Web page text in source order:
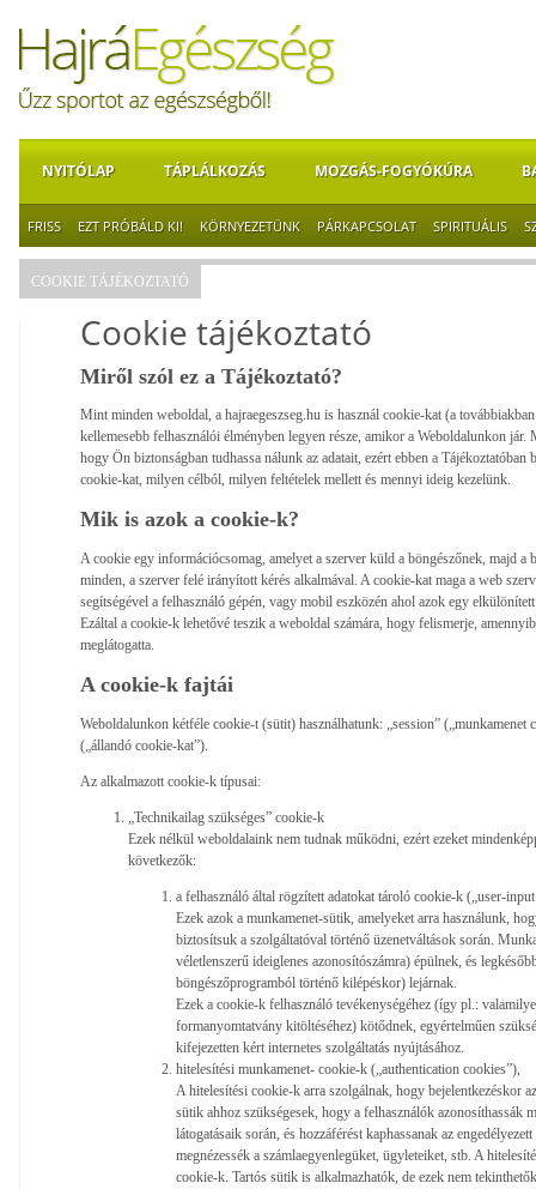
NYITÓLAP TÁPLÁLKOZÁS MOZGÁS-FOGYÓKÚRA
FRISS EZT PRÓBÁLD KI! KÖRNYEZETÜNK PÁRKAPCSOLAT SPIRITUÁLIS
COOKIE TÁJÉKOZTATÓ
Cookie tájékoztató
Miről szól ez a Tájékoztató?
Mint minden weboldal, a hajraegeszseg.hu is használ cookie-kat (a
kellemesebb felhasználói élményben legyen része, amikor a Weboldalunkon
hogy Ön biztonságban tudhassa nálunk az adatait, ezért ebben a
cookie-kat, milyen célból, milyen feltételek mellett és mennyi ideig kezelünk.
Mik is azok a cookie-k?
A cookie egy információcsomag, amelyet a szerver küld a böngészőnek, majd a
minden, a szerver felé irányított kérés alkalmával. A cookie-kat maga a web
segítségével a felhasználó gépén, vagy mobil eszközén ahol azok egy
Ezáltal a cookie-k lehetővé teszik a weboldal számára, hogy felismerje,
meglátogatta.
A cookie-k fajtái
Weboldalunkon kétféle cookie-t (sütit) használhatunk: „session” („munkamenet
(„állandó cookie-kat”).
Az alkalmazott cookie-k típusai:
„Technikailag szükséges” cookie-k
Ezek nélkül weboldalaink nem tudnak működni, ezért ezeket
következők:
a felhasználó által rögzített adatokat tároló cookie-k („user-
Ezek azok a munkamenet-sütik, amelyeket arra használunk,
biztosítsuk a szolgáltatóval történő üzenetváltások során.
véletlenszerű ideiglenes azonosítószámra) épülnek, és
böngészőprogramból történő kilépéskor) lejárnak.
Ezek a cookie-k felhasználó tevékenységéhez (így pl.:
formanyomtatvány kitöltéséhez) kötődnek, egyértelműen
kifejezetten kért internetes szolgáltatás nyújtásához.
hitelesítési munkamenet- cookie-k („authentication cookies”),
A hitelesítési cookie-k arra szolgálnak, hogy bejelentkezéskor
sütik ahhoz szükségesek, hogy a felhasználók azonosíthassák
látogatásaik során, és hozzáférést kaphassanak az
megnézessék a számlaegyenlegüket, ügyleteiket, stb. A
cookie-k. Tartós sütik is alkalmazhatók, de ezek nem